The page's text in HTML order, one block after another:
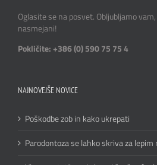
Oglasite se na posvet. Obljubljamo
nasmejani!
Pokličite: +386 (0) 590 75 75 4
NAJNOVEJŠE NOVICE
Poškodbe zob in kako ukrepati
Parodontoza se lahko skriva za